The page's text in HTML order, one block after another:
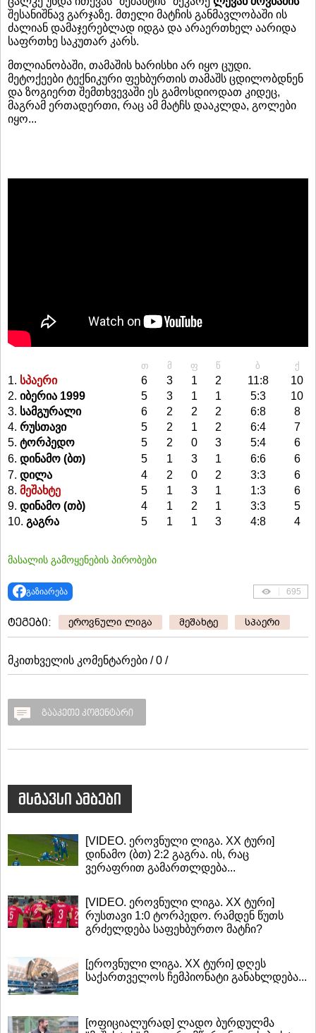
შესანიშნავ გარჯაზე. მთელი მატჩის განმავლობაში ის
ძალიან დამაჯერებლად იდგა და არაერთხელ აარიდა
საფრთხე საკუთარ კარს.
მთლიანობაში, თამაშის ხარისხი არ იყო ცუდი.
მეტოქეები ტექნიკური ფეხბურთის თამაშს ცდილობდნენ
და ზოგიერთ შემთხვევაში ეს გამოსდიოდათ კიდეც,
მაგრამ ერთადერთი, რაც ამ მატჩს დააკლდა, გოლები
იყო...
თ მ ფ წ ბ ქ
1. სპაერი 6 3 1 2 11:8
10
2. იბერია 1999 5 3 1 1 5:3
10
3. სამგურალი 6 2 2 2 6:8
8
4. რუსთავი 5 2 1 2 6:4
7
5. ტორპედო 5 2 0 3 5:4
6
6. დინამო (ბთ) 5 1 3 1 6:6
6
7. დილა 4 2 0 2 3:3
6
8. მეშახტე 5 1 3 1 1:3
6
9. დინამო (თბ) 4 1 2 1 3:3
5
10. გაგრა 5 1 1 3 4:8 4
მასალის გამოყენების პირობები
გაზიარება 695
ტეგები: ეროვნული ლიგა მეშახტე სპაერი
მკითხველის კომენტარები / 0 /
გააკეთე კომენტარი
მსგავსი ამბები
[VIDEO. ეროვნული ლიგა. XX ტური]
დინამო (ბთ) 2:2 გაგრა. ის, რაც
ვერაფრით გამართლდება...
[VIDEO. ეროვნული ლიგა. XX ტური]
რუსთავი 1:0 ტორპედო. რამდენ წუთს
გრძელდება საფეხბურთო მატჩი?
[ეროვნული ლიგა. XX ტური] დღეს
საქართველოს ჩემპიონატი განახლდება...
[ოფიციალურად] ლადო ბურდულმა